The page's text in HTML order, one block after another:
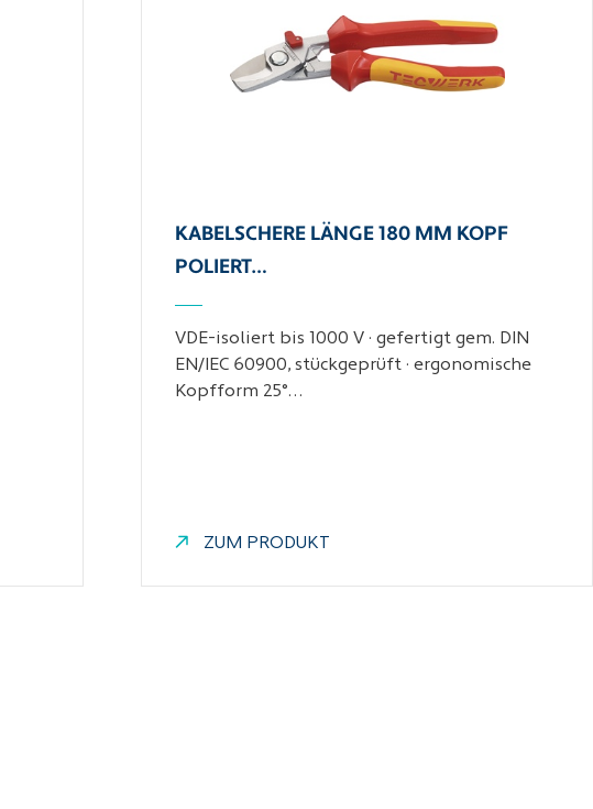
KABELSCHERE LÄNGE 180 MM KOPF
POLIERT…
VDE-isoliert bis 1000 V · gefertigt gem. DIN
EN/IEC 60900, stückgeprüft · ergonomische
Kopfform 25°…
ZUM PRODUKT